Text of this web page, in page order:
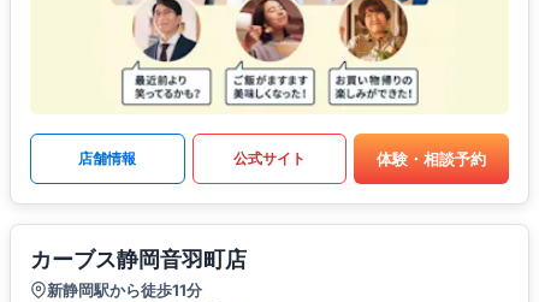
店舗情報 公式サイト 体験・相談予約
カーブス静岡音羽町店
新静岡駅から徒歩11分